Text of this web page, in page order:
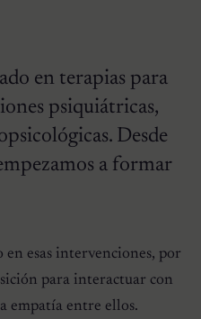
en terapias para
psiquiátricas,
Desde
a formar
esas intervenciones, por
para interactuar con
empatía entre ellos.